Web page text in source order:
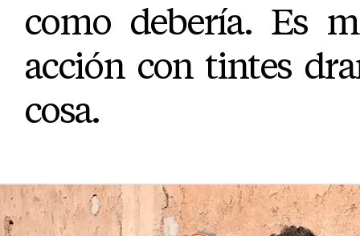
como debería. Es
acción con tintes
cosa.